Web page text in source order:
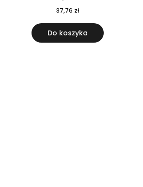
recyklingu 520 ml 94294
37,76 zł
Do koszyka